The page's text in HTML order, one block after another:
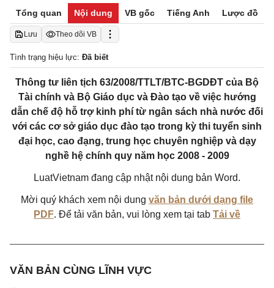
Tổng quan Nội dung VB gốc Tiếng Anh Lược đồ
Lưu Theo dõi VB
Tình trạng hiệu lực: Đã biết
Thông tư liên tịch 63/2008/TTLT/BTC-BGDĐT của Bộ
Tài chính và Bộ Giáo dục và Đào tạo về việc hướng
dẫn chế độ hỗ trợ kinh phí từ ngân sách nhà nước đối
với các cơ sở giáo dục đào tạo trong kỳ thi tuyển sinh
đại học, cao đạng, trung học chuyên nghiệp và dạy
nghề hệ chính quy năm học 2008 - 2009
LuatVietnam đang cập nhật nội dung bản Word.
Mời quý khách xem nội dung văn bản dưới dạng file
PDF. Để tải văn bản, vui lòng xem tại tab Tải về
VĂN BẢN CÙNG LĨNH VỰC